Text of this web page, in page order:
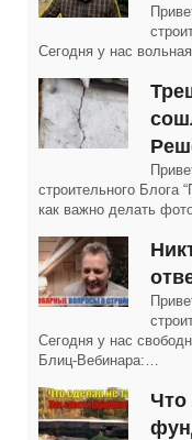
Сегодня у нас
строительного Блога
как важно делать
Сегодня у нас
Блиц-Вебинара:…
Что